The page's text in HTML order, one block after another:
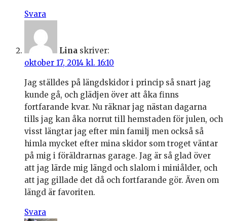
Svara
Lina skriver:
oktober 17, 2014 kl. 16:10
Jag ställdes på längdskidor i princip så snart jag
kunde gå, och glädjen över att åka finns
fortfarande kvar. Nu räknar jag nästan dagarna
tills jag kan åka norrut till hemstaden för julen, och
visst längtar jag efter min familj men också så
himla mycket efter mina skidor som troget väntar
på mig i föräldrarnas garage. Jag är så glad över
att jag lärde mig längd och slalom i miniålder, och
att jag gillade det då och fortfarande gör. Även om
längd är favoriten.
Svara